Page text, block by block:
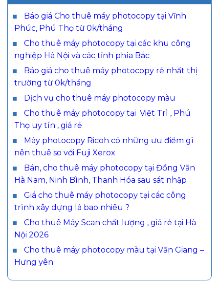
Báo giá Cho thuê máy photocopy tại Vĩnh
Phúc, Phú Thọ từ 0k/tháng
Cho thuê máy photocopy tại các khu công
nghiệp Hà Nội và các tỉnh phía Bắc
Báo giá cho thuê máy photocopy rẻ nhất thị
trường từ 0k/tháng
Dịch vụ cho thuê máy photocopy màu
Cho thuê máy photocopy tại Việt Trì , Phú
Thọ uy tín , giá rẻ
Máy photocopy Ricoh có những ưu điểm gì
nên thuê so với Fuji Xerox
Bán, cho thuê máy photocopy tại Đồng Văn
Hà Nam, Ninh Bình, Thanh Hóa sau sát nhập
Giá cho thuê máy photocopy tại các công
trình xây dựng là bao nhiêu ?
Cho thuê Máy Scan chất lượng , giá rẻ tại Hà
Nội 2026
Cho thuê máy photocopy màu tại Văn Giang –
Hưng yên